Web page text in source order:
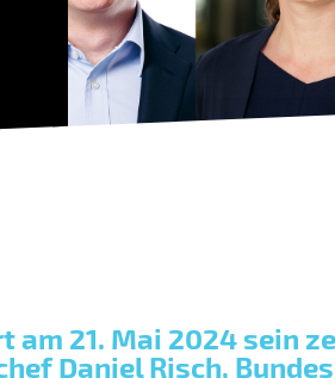
am 21. Mai 2024 sein
Daniel Risch,